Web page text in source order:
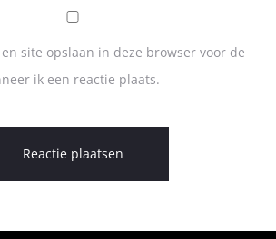
site opslaan in deze browser voor de
ik een reactie plaats.